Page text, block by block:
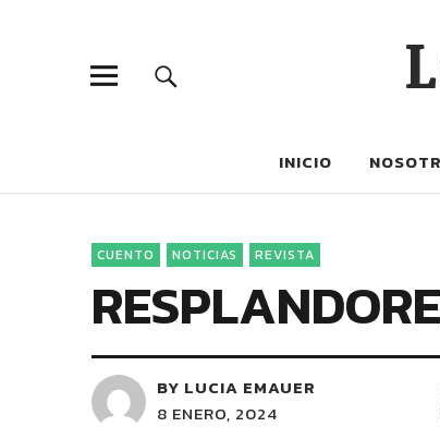
INICIO
CUENTO NOTICIAS REVISTA
BY LUCIA EMAUER
8 ENERO, 2024